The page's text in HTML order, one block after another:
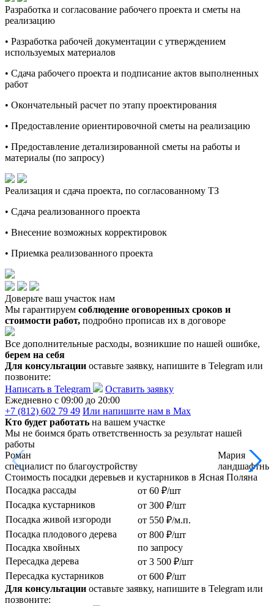
Разработка и согласование рабочего проекта и сметы на
реализацию
• Разработка рабочей документации с утверждением
используемых материалов
• Сдача рабочего проекта и подписание актов выполненных
работ
• Окончательный расчет по этапу проектирования
• Предоставление ориентировочной сметы на реализацию
• Предоставление детализированной сметы на работы и
материалы (по запросу)
Реализация и сдача проекта, по согласованному ТЗ
• Сдача реализованного проекта
• Внесение возможных корректировок
• Приемка реализованного проекта
Доверьте ваш участок нам
Мы гарантируем соблюдение оговоренных сроков и
стоимости работ, подробно прописав их в договоре
Все дополнительные расходы, возникшие по нашей ошибке,
берем на себя
Для консультации оставьте заявку, напишите в Telegram или
позвоните:
Написать в Telegram
Оставить заявку
Ежедневно c 09:00 до 20:00
+7 (812) 602 79 49 Или напишите нам в Max
Кто будет работать на вашем участке
Мы не боимся брать ответственность за результат нашей
работы
Роман
специалист по благоустройству
Мария
Стоимость посадки деревьев и кустарников в Ясная Поляна
Посадка рассады
от 60 ₽/шт
Посадка кустарников
от 300 ₽/шт
Посадка живой изгороди
от 550 ₽/м.п.
Посадка плодового дерева
от 800 ₽/шт
Посадка хвойных
по запросу
Пересадка дерева
от 3 500 ₽/шт
Пересадка кустарников
от 600 ₽/шт
Для консультации оставьте заявку, напишите в Telegram или
позвоните: